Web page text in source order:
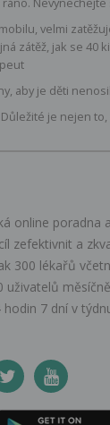
velmi
zátěž, jak se 40
aby je děti
je nejen
online poradna
zefektivnit a
300 lékařů
uživatelů
7 dní v